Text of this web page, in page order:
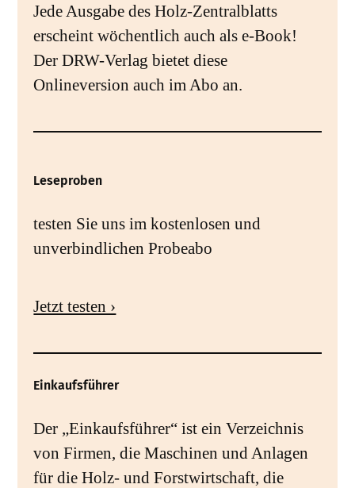
Jede Ausgabe des Holz-Zentralblatts
erscheint wöchentlich auch als e-Book!
Der DRW-Verlag bietet diese
Onlineversion auch im Abo an.
Leseproben
testen Sie uns im kostenlosen und
unverbindlichen Probeabo
Jetzt testen ›
Einkaufsführer
Der „Einkaufsführer“ ist ein Verzeichnis
von Firmen, die Maschinen und Anlagen
für die Holz- und Forstwirtschaft, die